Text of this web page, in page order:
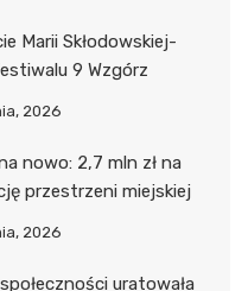
Marii Skłodowskiej-
9 Wzgórz
2026
nowo: 2,7 mln zł na
przestrzeni miejskiej
2026
uratowała